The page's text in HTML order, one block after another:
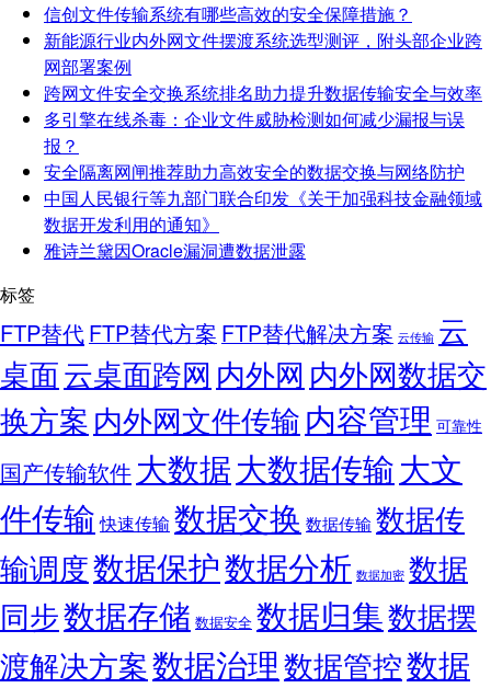
信创文件传输系统有哪些高效的安全保障措施？
新能源行业内外网文件摆渡系统选型测评，附头部企业跨
网部署案例
跨网文件安全交换系统排名助力提升数据传输安全与效率
多引擎在线杀毒：企业文件威胁检测如何减少漏报与误
报？
安全隔离网闸推荐助力高效安全的数据交换与网络防护
中国人民银行等九部门联合印发《关于加强科技金融领域
数据开发利用的通知》
雅诗兰黛因Oracle漏洞遭数据泄露
标签
FTP替代FTP替代方案 FTP替代解决方案 云传输 云
桌面云桌面跨网 内外网 内外网数据交
换方案内外网文件传输内容管理 可靠性
国产传输软件 大数据大数据传输大文
件传输 快速传输 数据交换 数据传输数据传
输调度数据保护数据分析 数据加密 数据
同步数据存储 数据安全 数据归集数据摆
渡解决方案数据治理数据管控数据